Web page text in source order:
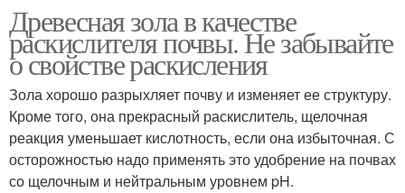
Древесная зола в качестве
раскислителя почвы. Не забывайте
о свойстве раскисления
Зола хорошо разрыхляет почву и изменяет ее структуру.
Кроме того, она прекрасный раскислитель, щелочная
реакция уменьшает кислотность, если она избыточная. С
осторожностью надо применять это удобрение на почвах
со щелочным и нейтральным уровнем pH.